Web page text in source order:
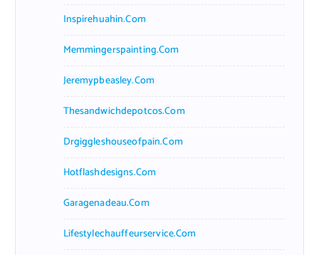
Inspirehuahin.com
Memmingerspainting.com
Jeremypbeasley.com
Thesandwichdepotcos.com
Drgiggleshouseofpain.com
Hotflashdesigns.com
Garagenadeau.com
Lifestylechauffeurservice.com